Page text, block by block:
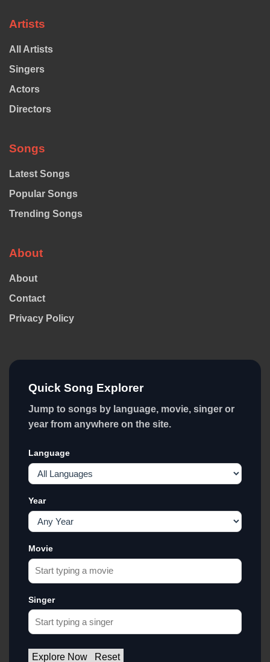
Artists
All Artists
Singers
Actors
Directors
Songs
Latest Songs
Popular Songs
Trending Songs
About
About
Contact
Privacy Policy
Quick Song Explorer
Jump to songs by language, movie, singer or
year from anywhere on the site.
Language
Year
Movie
Singer
Explore Now Reset